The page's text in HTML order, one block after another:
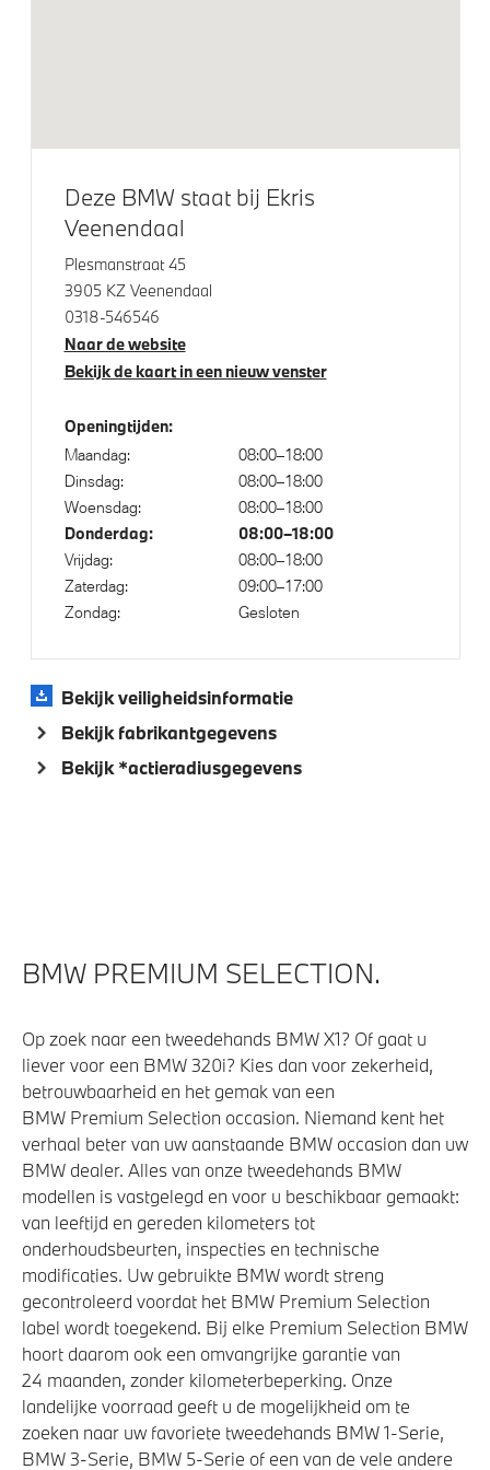
Comfort Access met BMW Digital Key
Parking Assistant
Regen- en lichtsensor
Servotronic
Aandrijving en onderstel
Anti blokkeer systeem
Veiligheid
Elektronisch Stabiliteits Programma
Akoestische voetgangersbescherming
Park Distance Control (PDC) voor en achter
Passagiersairbag
Deze BMW staat bij Ekris
Veenendaal
Plesmanstraat 45
3905 KZ Veenendaal
0318-546546
Naar de website
Bekijk de kaart in een nieuw venster
Openingtijden:
Maandag:
08:00–18:00
Dinsdag:
08:00–18:00
Woensdag:
08:00–18:00
Donderdag: 08:00–18:00
Vrijdag:
08:00–18:00
Zaterdag:
09:00–17:00
Zondag:
Gesloten
Bekijk veiligheidsinformatie
Bekijk fabrikantgegevens
Bekijk *actieradiusgegevens
BMW PREMIUM SELECTION.
Op zoek naar een tweedehands BMW X1? Of gaat u
liever voor een BMW 320i? Kies dan voor zekerheid,
betrouwbaarheid en het gemak van een
BMW Premium Selection occasion. Niemand kent het
verhaal beter van uw aanstaande BMW occasion dan uw
BMW dealer. Alles van onze tweedehands BMW
modellen is vastgelegd en voor u beschikbaar gemaakt:
van leeftijd en gereden kilometers tot
onderhoudsbeurten, inspecties en technische
modificaties. Uw gebruikte BMW wordt streng
gecontroleerd voordat het BMW Premium Selection
label wordt toegekend. Bij elke Premium Selection BMW
hoort daarom ook een omvangrijke garantie van
24 maanden, zonder kilometerbeperking. Onze
landelijke voorraad geeft u de mogelijkheid om te
zoeken naar uw favoriete tweedehands BMW 1-Serie,
BMW 3-Serie, BMW 5-Serie of een van de vele andere